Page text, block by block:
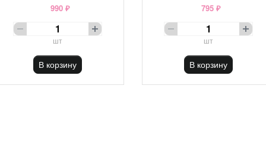
990 ₽
шт
В корзину
795 ₽
шт
В корзину